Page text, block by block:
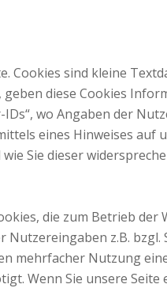
Cookies sind kleine
diese Cookies
wo Angaben der
eines Hinweises auf
Sie dieser
die zum Betrieb
z.B. bzgl.
mehrfacher Nutzung
Wenn Sie unsere